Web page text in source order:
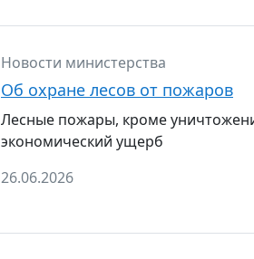
Новости министерства
Об охране лесов от пожаров
Лесные пожары, кроме
экономический ущерб
26.06.2026